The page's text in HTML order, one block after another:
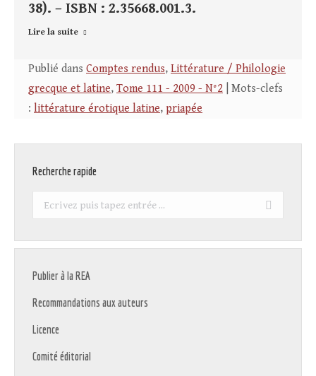
38). – ISBN : 2.35668.001.3.
Lire la suite
Publié dans Comptes rendus, Littérature / Philologie
grecque et latine, Tome 111 - 2009 - N°2 | Mots-clefs
: littérature érotique latine, priapée
Recherche rapide
Recherche
Publier à la REA
Recommandations aux auteurs
Licence
Comité éditorial